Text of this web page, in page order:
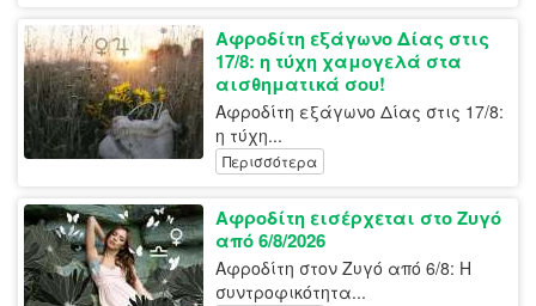
Αφροδίτη εξάγωνο Δίας στις
17/8: η τύχη χαμογελά στα
αισθηματικά σου!
Αφροδίτη εξάγωνο Δίας στις 17/8:
η τύχη...
Περισσότερα
Αφροδίτη εισέρχεται στο Ζυγό
από 6/8/2026
Αφροδίτη στον Ζυγό από 6/8: Η
συντροφικότητα...